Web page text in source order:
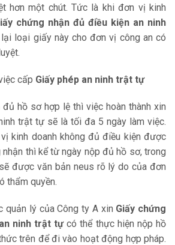
hơn một chút. Tức là khi đơn vị kinh
chứng nhận đủ điều kiện an ninh
loại giấy này cho đơn vị công an có
cấp Giấy phép an ninh trật tự
hồ sơ hợp lệ thì việc hoàn thành xin
trật tự sẽ là tối đa 5 ngày làm việc.
kinh doanh không đủ điều kiện được
thì kể từ ngày nộp đủ hồ sơ, trong
được văn bản neus rõ lý do của đơn
thẩm quyền.
quản lý của Công ty A xin Giấy chứng
ninh trật tựcó thể thực hiện nộp hồ
trên để đi vào hoạt động hợp pháp.